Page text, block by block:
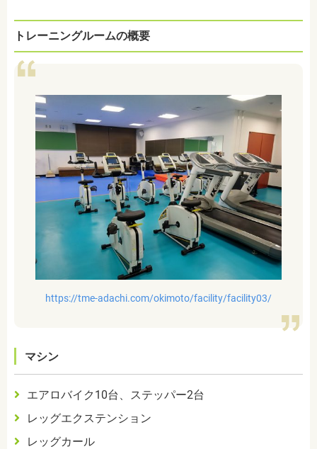
トレーニングルームの概要
https://tme-adachi.com/okimoto/facility/facility03/
マシン
エアロバイク 10台、ステッパー2台
レッグエクステンション
レッグカール